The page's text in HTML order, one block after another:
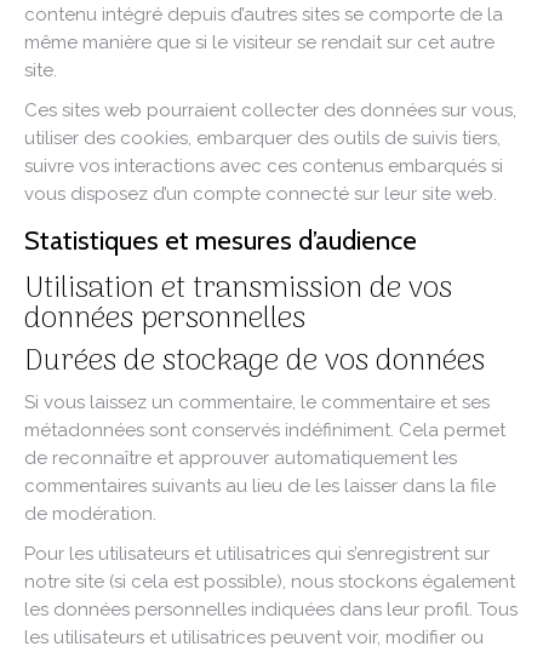
contenu intégré depuis d’autres sites se comporte de la
même manière que si le visiteur se rendait sur cet autre
site.
Ces sites web pourraient collecter des données sur vous,
utiliser des cookies, embarquer des outils de suivis tiers,
suivre vos interactions avec ces contenus embarqués si
vous disposez d’un compte connecté sur leur site web.
Statistiques et mesures d’audience
Utilisation et transmission de vos
données personnelles
Durées de stockage de vos données
Si vous laissez un commentaire, le commentaire et ses
métadonnées sont conservés indéfiniment. Cela permet
de reconnaître et approuver automatiquement les
commentaires suivants au lieu de les laisser dans la file
de modération.
Pour les utilisateurs et utilisatrices qui s’enregistrent sur
notre site (si cela est possible), nous stockons également
les données personnelles indiquées dans leur profil. Tous
les utilisateurs et utilisatrices peuvent voir, modifier ou